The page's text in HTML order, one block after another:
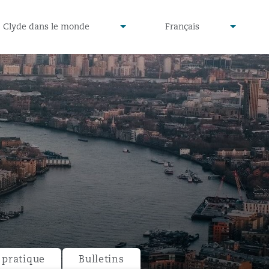
Clyde dans le monde
▾
undefined
Français
▾
pratique Bulletins